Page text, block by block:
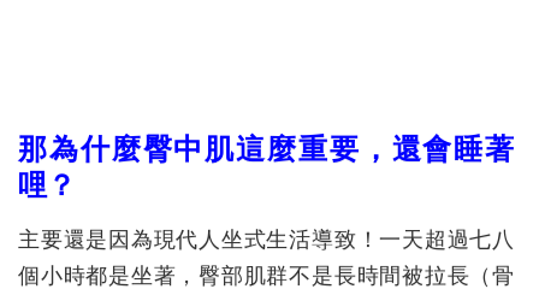
那為什麼臀中肌這麼重要，還會睡著
哩？
主要還是因為現代人坐式生活導致！一天超過七八
個小時都是坐著，臀部肌群不是長時間被拉長（骨